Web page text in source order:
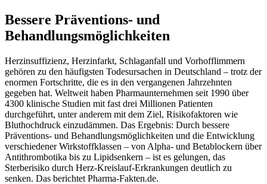
Bessere Präventions- und
Behandlungsmöglichkeiten
Herzinsuffizienz, Herzinfarkt, Schlaganfall und Vorhofflimmern
gehören zu den häufigsten Todesursachen in Deutschland – trotz der
enormen Fortschritte, die es in den vergangenen Jahrzehnten
gegeben hat. Weltweit haben Pharmaunternehmen seit 1990 über
4300 klinische Studien mit fast drei Millionen Patienten
durchgeführt, unter anderem mit dem Ziel, Risikofaktoren wie
Bluthochdruck einzudämmen. Das Ergebnis: Durch bessere
Präventions- und Behandlungsmöglichkeiten und die Entwicklung
verschiedener Wirkstoffklassen – von Alpha- und Betablockern über
Antithrombotika bis zu Lipidsenkern – ist es gelungen, das
Sterberisiko durch Herz-Kreislauf-Erkrankungen deutlich zu
senken. Das berichtet Pharma-Fakten.de.